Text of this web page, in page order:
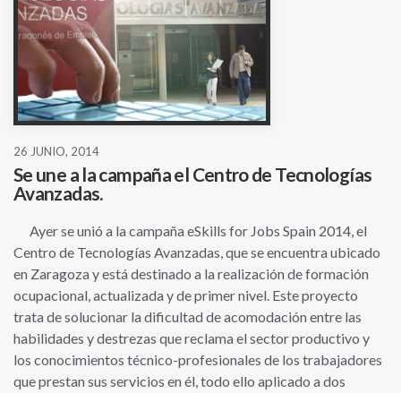
26 JUNIO, 2014
Se une a la campaña el Centro de Tecnologías
Avanzadas.
Ayer se unió a la campaña eSkills for Jobs Spain 2014, el
Centro de Tecnologías Avanzadas, que se encuentra ubicado
en Zaragoza y está destinado a la realización de formación
ocupacional, actualizada y de primer nivel. Este proyecto
trata de solucionar la dificultad de acomodación entre las
habilidades y destrezas que reclama el sector productivo y
los conocimientos técnico-profesionales de los trabajadores
que prestan sus servicios en él, todo ello aplicado a dos